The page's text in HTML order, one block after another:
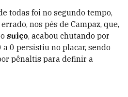
todas foi no segundo tempo,
nos pés de Campaz, que,
suiço, acabou chutando por
a 0 persistiu no placar, sendo
pênaltis para definir a